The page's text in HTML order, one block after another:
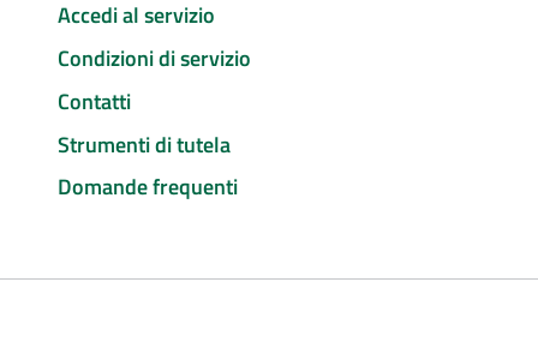
Accedi al servizio
Condizioni di servizio
Contatti
Strumenti di tutela
Domande frequenti